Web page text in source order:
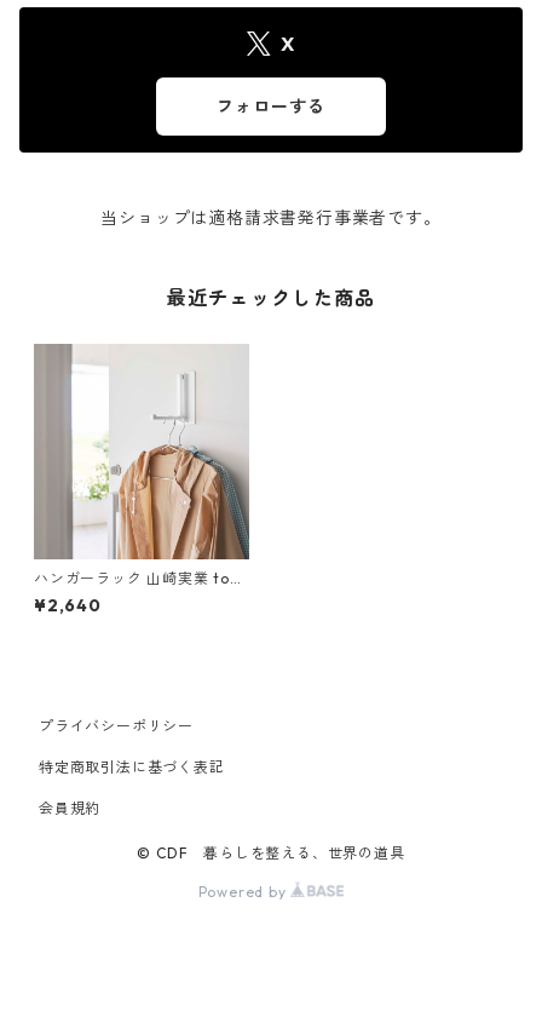
X
フォローする
当ショップは適格請求書発行事業者です。
最近チェックした商品
ハンガーラック 山崎実業 tow
er タワー マグネット折り畳み
ハンガー ホワイト
¥2,640
プライバシーポリシー
特定商取引法に基づく表記
会員規約
© CDF 暮らしを整える、世界の道具
Powered by